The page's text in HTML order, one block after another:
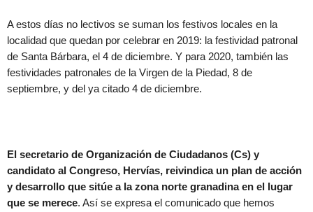
A estos días no lectivos se suman los festivos locales en la
localidad que quedan por celebrar en 2019: la festividad patronal
de Santa Bárbara, el 4 de diciembre. Y para 2020, también las
festividades patronales de la Virgen de la Piedad, 8 de
septiembre, y del ya citado 4 de diciembre.
El secretario de Organización de Ciudadanos (Cs) y
candidato al Congreso, Hervías, reivindica un plan de acción
y desarrollo que sitúe a la zona norte granadina en el lugar
que se merece. Así se expresa el comunicado que hemos